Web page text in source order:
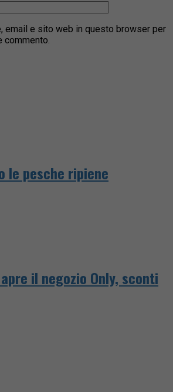
email e sito web in questo browser per
commento.
le pesche ripiene
il negozio Only, sconti